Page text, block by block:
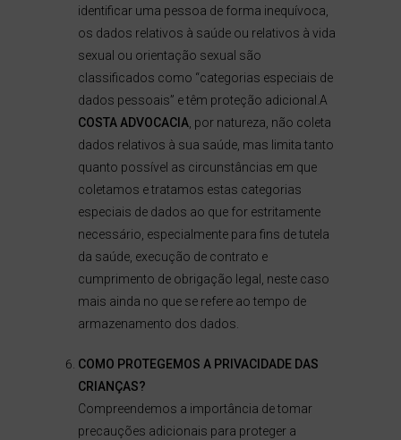
identificar uma pessoa de forma inequívoca,
os dados relativos à saúde ou relativos à vida
sexual ou orientação sexual são
classificados como “categorias especiais de
dados pessoais” e têm proteção adicional.A
COSTA ADVOCACIA, por natureza, não coleta
dados relativos à sua saúde, mas limita tanto
quanto possível as circunstâncias em que
coletamos e tratamos estas categorias
especiais de dados ao que for estritamente
necessário, especialmente para fins de tutela
da saúde, execução de contrato e
cumprimento de obrigação legal, neste caso
mais ainda no que se refere ao tempo de
armazenamento dos dados.
COMO PROTEGEMOS A PRIVACIDADE DAS
CRIANÇAS?
Compreendemos a importância de tomar
precauções adicionais para proteger a